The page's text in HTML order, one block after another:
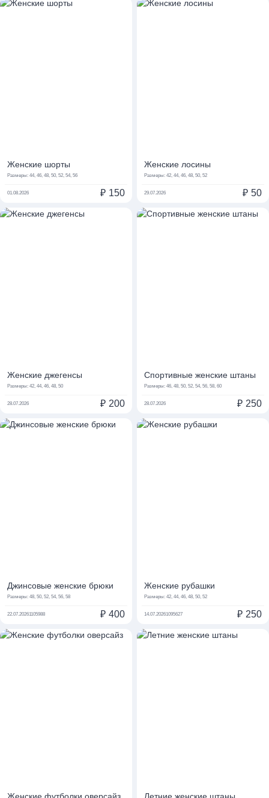
Женские шорты
Размеры: 44, 46, 48, 50, 52, 54, 56
01.08.2026 ₽ 150
Женские лосины
Размеры: 42, 44, 46, 48, 50, 52
29.07.2026 ₽ 50
Женские джегенсы
Размеры: 42, 44, 46, 48, 50
28.07.2026 ₽ 200
Спортивные женские штаны
Размеры: 46, 48, 50, 52, 54, 56, 58, 60
28.07.2026 ₽ 250
Джинсовые женские брюки
Размеры: 48, 50, 52, 54, 56, 58
22.07.20261105988 ₽ 400
Женские рубашки
Размеры: 42, 44, 46, 48, 50, 52
14.07.20261095627 ₽ 250